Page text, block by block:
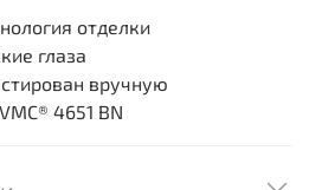
отделки
глаза
вручную
4651 BN